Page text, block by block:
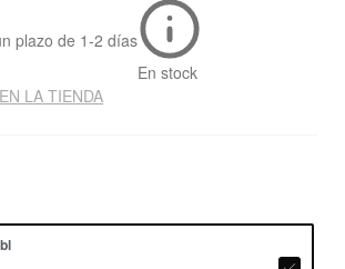
plazo de 1-2 días
En stock
LA TIENDA